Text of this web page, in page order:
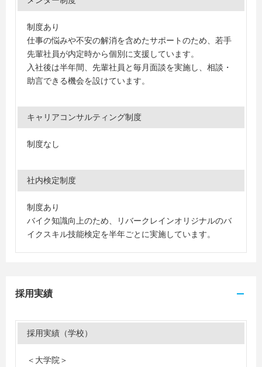
制度あり
仕事の悩みや不安の解消を含めたサポートのため、若手
先輩社員が内定時から個別に支援しています。
入社後は半年間、先輩社員と毎月面談を実施し、相談・
助言できる機会を設けています。
キャリアコンサルティング制度
制度なし
社内検定制度
制度あり
バイク知識向上のため、リバークレインオリジナルのバ
イクスキル技能検定を半年ごとに実施しています。
採用実績
採用実績（学校）
＜大学院＞